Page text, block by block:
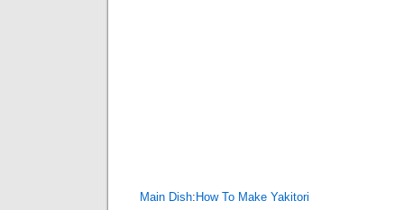
Main Dish: How To Make Yakitori